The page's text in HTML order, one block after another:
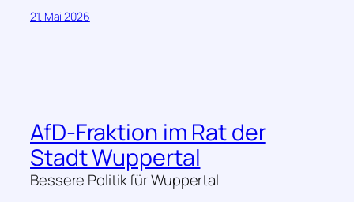
21. Mai 2026
AfD-Fraktion im Rat der
Stadt Wuppertal
Bessere Politik für Wuppertal